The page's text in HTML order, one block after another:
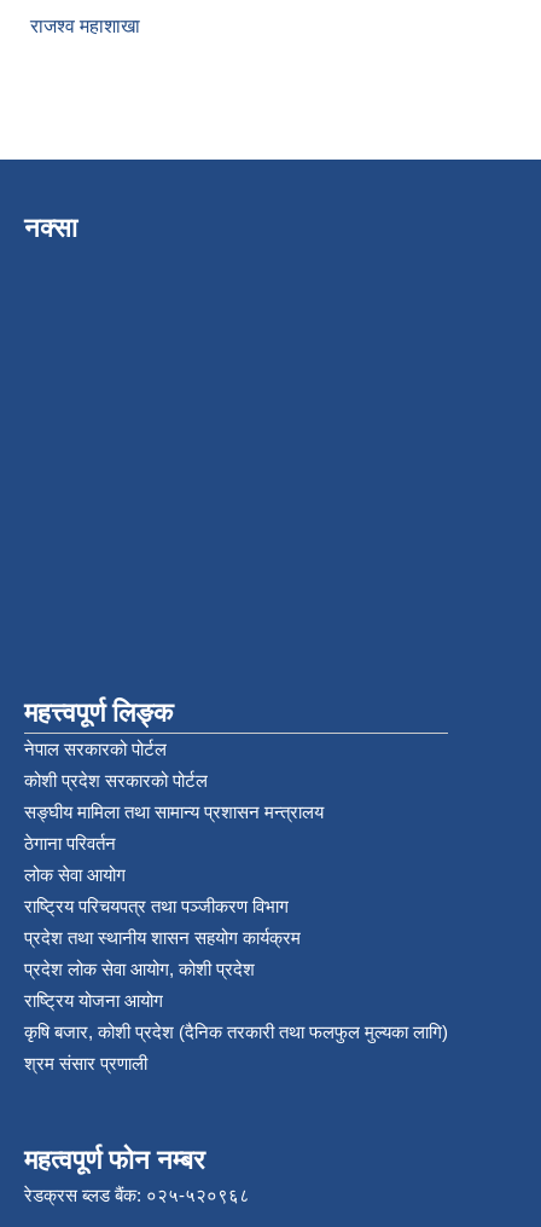
राजश्व महाशाखा
नक्सा
महत्त्वपूर्ण लिङ्क
नेपाल सरकारको पोर्टल
कोशी प्रदेश सरकारको पोर्टल
सङ्‍घीय मामिला तथा सामान्य प्रशासन मन्त्रालय
ठेगाना परिवर्तन
लोक सेवा आयोग
राष्ट्रिय परिचयपत्र तथा पञ्‍जीकरण विभाग
प्रदेश तथा स्थानीय शासन सहयोग कार्यक्रम
प्रदेश लोक सेवा आयोग, कोशी प्रदेश
राष्ट्रिय योजना आयोग
कृषि बजार, कोशी प्रदेश (दैनिक तरकारी तथा फलफुल मुल्यका लागि)
श्रम संसार प्रणाली
महत्वपूर्ण फोन नम्बर
रेडक्रस ब्लड बैंक: ०२५-५२०९६८